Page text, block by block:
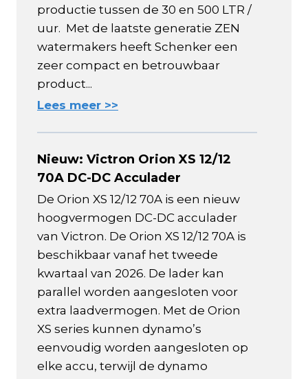
productie tussen de 30 en 500 LTR /
uur. Met de laatste generatie ZEN
watermakers heeft Schenker een
zeer compact en betrouwbaar
product...
Lees meer >>
Nieuw: Victron Orion XS 12/12
70A DC-DC Acculader
De Orion XS 12/12 70A is een nieuw
hoogvermogen DC-DC acculader
van Victron. De Orion XS 12/12 70A is
beschikbaar vanaf het tweede
kwartaal van 2026. De lader kan
parallel worden aangesloten voor
extra laadvermogen. Met de Orion
XS series kunnen dynamo’s
eenvoudig worden aangesloten op
elke accu, terwijl de dynamo